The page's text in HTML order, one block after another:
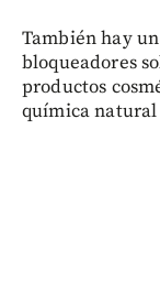
También hay
bloqueadores
productos
química natural